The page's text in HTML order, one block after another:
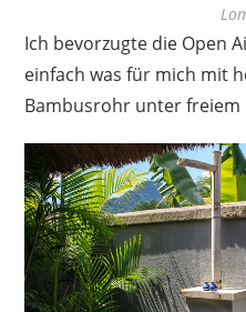
Ich bevorzugte die Open
einfach was für mich mit
Bambusrohr unter freiem